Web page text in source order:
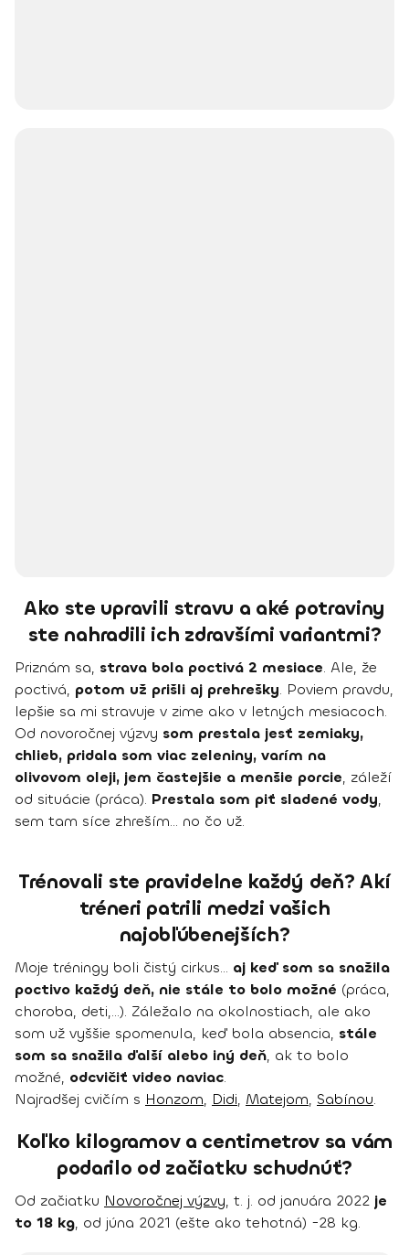
Ako ste upravili stravu a aké potraviny
ste nahradili ich zdravšími variantmi?
Priznám sa, strava bola poctivá 2 mesiace. Ale, že
poctivá, potom už prišli aj prehrešky. Poviem pravdu,
lepšie sa mi stravuje v zime ako v letných mesiacoch.
Od novoročnej výzvy som prestala jesť zemiaky,
chlieb, pridala som viac zeleniny, varím na
olivovom oleji, jem častejšie a menšie porcie, záleží
od situácie (práca). Prestala som piť sladené vody,
sem tam síce zhreším... no čo už.
Trénovali ste pravidelne každý deň? Akí
tréneri patrili medzi vašich
najobľúbenejších?
Moje tréningy boli čistý cirkus... aj keď som sa snažila
poctivo každý deň, nie stále to bolo možné (práca,
choroba, deti,...). Záležalo na okolnostiach, ale ako
som už vyššie spomenula, keď bola absencia, stále
som sa snažila ďalší alebo iný deň, ak to bolo
možné, odcvičiť video naviac.
Najradšej cvičím s Honzom, Didi, Matejom, Sabínou.
Koľko kilogramov a centimetrov sa vám
podarilo od začiatku schudnúť?
Od začiatku Novoročnej výzvy, t. j. od januára 2022 je
to 18 kg, od júna 2021 (ešte ako tehotná) -28 kg.